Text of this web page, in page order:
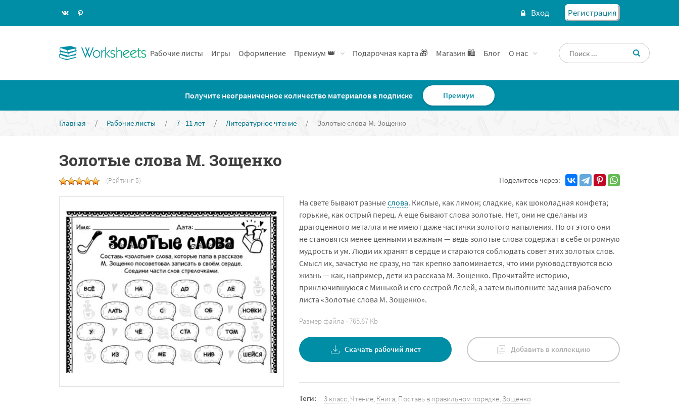
Вход Регистрация
Рабочие листы Игры Оформление Премиум 👑 Подарочная карта 🎁 Магазин 🛍️ Блог О нас
Получите неограниченное количество материалов в подписке Премиум
Главная / Рабочие листы / 7 - 11 лет / Литературное чтение / Золотые слова М. Зощенко
Золотые слова М. Зощенко
(Рейтинг 5) Поделитесь через:
На свете бывают разныеслова. Кислые, как лимон; сладкие, как шоколадная конфета;
горькие, как острый перец. А еще бывают слова золотые. Нет, они не сделаны из
драгоценного металла и не имеют даже частички золотого напыления. Но от этого они
не становятся менее ценными и важным — ведь золотые слова содержат в себе огромную
мудрость и ум. Люди их хранят в сердце и стараются соблюдать совет этих золотых слов.
Смысл их, зачастую не сразу, но так крепко запоминается, что ими руководствуются всю
жизнь — как, например, дети из рассказа М. Зощенко. Прочитайте историю,
приключившуюся с Минькой и его сестрой Лелей, а затем выполните задания рабочего
листа «Золотые слова М. Зощенко».
Размер файла - 765.67 Kb
Скачать рабочий лист Добавить в коллекцию
Теги: 3 класс, Чтение, Книга, Поставь в правильном порядке, Зощенко